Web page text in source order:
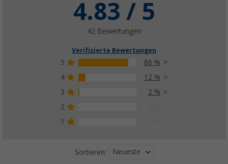
4.83 / 5
42 Bewertungen
Verifizierte Bewertungen
5
86 %
4
12 %
3
2 %
2
1
Sortieren: Neueste